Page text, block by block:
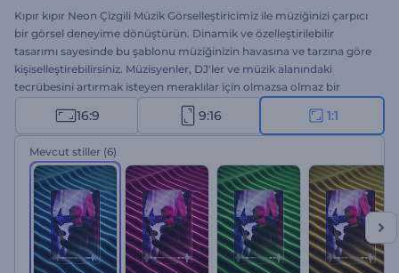
Kıpır kıpır Neon Çizgili Müzik Görselleştiricimiz ile müziğinizi çarpıcı
bir görsel deneyime dönüştürün. Dinamik ve özelleştirilebilir
tasarımı sayesinde bu şablonu müziğinizin havasına ve tarzına göre
kişiselleştirebilirsiniz. Müzisyenler, DJ'ler ve müzik alanındaki
tecrübesini artırmak isteyen meraklılar için olmazsa olmaz bir
şablon. Müzik parçanızı yükleyin, sanatçının adını girin ve hedef
kitleniz üzerinde kalıcı bir etki bırakmaya hazırlanın. Hemen
oluşturun ve müziğinize neon çizgilerle hayat verin!
16:9 9:16 1:1
Mevcut stiller (6)